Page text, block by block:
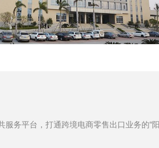
服务平台，打通跨境电商零售出口业务的“阳